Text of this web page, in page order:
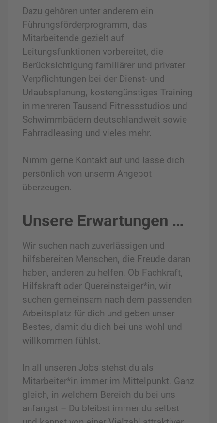
Dazu gehören unter anderem ein
Führungsförderprogramm, das
Mitarbeitende gezielt auf
Leitungsfunktionen vorbereitet, die
Berücksichtigung familiärer und privater
Verpflichtungen bei der Dienst- und
Urlaubsplanung, kostengünstiges Training
in mehreren Tausend Fitnessstudios und
Schwimmbädern deutschlandweit sowie
Fahrradleasing und vieles mehr.
Nimm gerne Kontakt auf und lasse dich
persönlich von unserm Angebot
überzeugen.
Unsere Erwartungen …
Wir suchen nach zuverlässigen und
hilfsbereiten Menschen, die Freude daran
haben, anderen zu helfen. Ob Fachkraft,
Hilfskraft oder Quereinsteiger*in, wir
suchen gemeinsam nach dem passenden
Arbeitsplatz für dich und geben unser
Bestes, damit du dich bei uns wohl und
willkommen fühlst.
In all unseren Jobs stehst du als
Mitarbeiter*in immer im Mittelpunkt. Ganz
gleich, in welchem Bereich du bei uns
anfangst – Du bleibst immer du selbst